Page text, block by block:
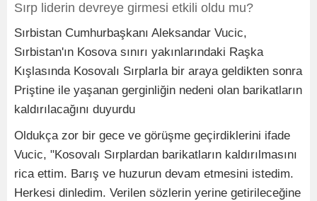
Sırp liderin devreye girmesi etkili oldu mu?
Sırbistan Cumhurbaşkanı Aleksandar Vucic,
Sırbistan'ın Kosova sınırı yakınlarındaki Raşka
Kışlasında Kosovalı Sırplarla bir araya geldikten sonra
Priştine ile yaşanan gerginliğin nedeni olan barikatların
kaldırılacağını duyurdu
Oldukça zor bir gece ve görüşme geçirdiklerini ifade
Vucic, "Kosovalı Sırplardan barikatların kaldırılmasını
rica ettim. Barış ve huzurun devam etmesini istedim.
Herkesi dinledim. Verilen sözlerin yerine getirileceğine